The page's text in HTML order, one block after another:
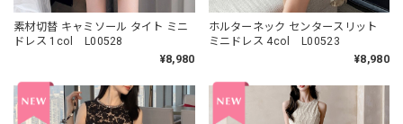
素材切替 キャミソール タイト ミニ
ドレス 1col L00528
¥8,980
ホルターネック センタースリット
ミニドレス 4col L00523
¥8,980